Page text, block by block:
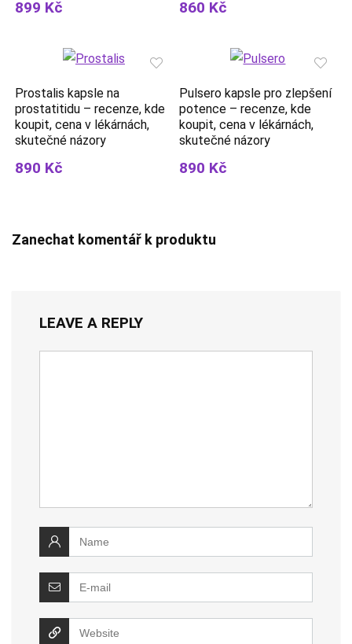
899 Kč 860 Kč
Prostalis kapsle na
prostatitidu – recenze, kde
koupit, cena v lékárnách,
skutečné názory
890 Kč
Pulsero kapsle pro zlepšení
potence – recenze, kde
koupit, cena v lékárnách,
skutečné názory
890 Kč
Zanechat komentář k produktu
LEAVE A REPLY